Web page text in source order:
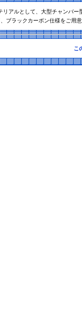
アルとして、大型チャンバー
ブラックカーボン仕様をご用
こ